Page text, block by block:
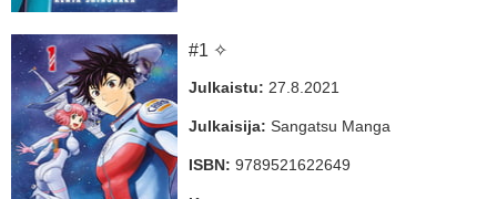
#1 ✧
Julkaistu: 27.8.2021
Julkaisija: Sangatsu Manga
ISBN: 9789521622649